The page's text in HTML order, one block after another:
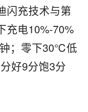
闪充技术与第
充电10%-70%
；零下30℃低
好9分饱3分